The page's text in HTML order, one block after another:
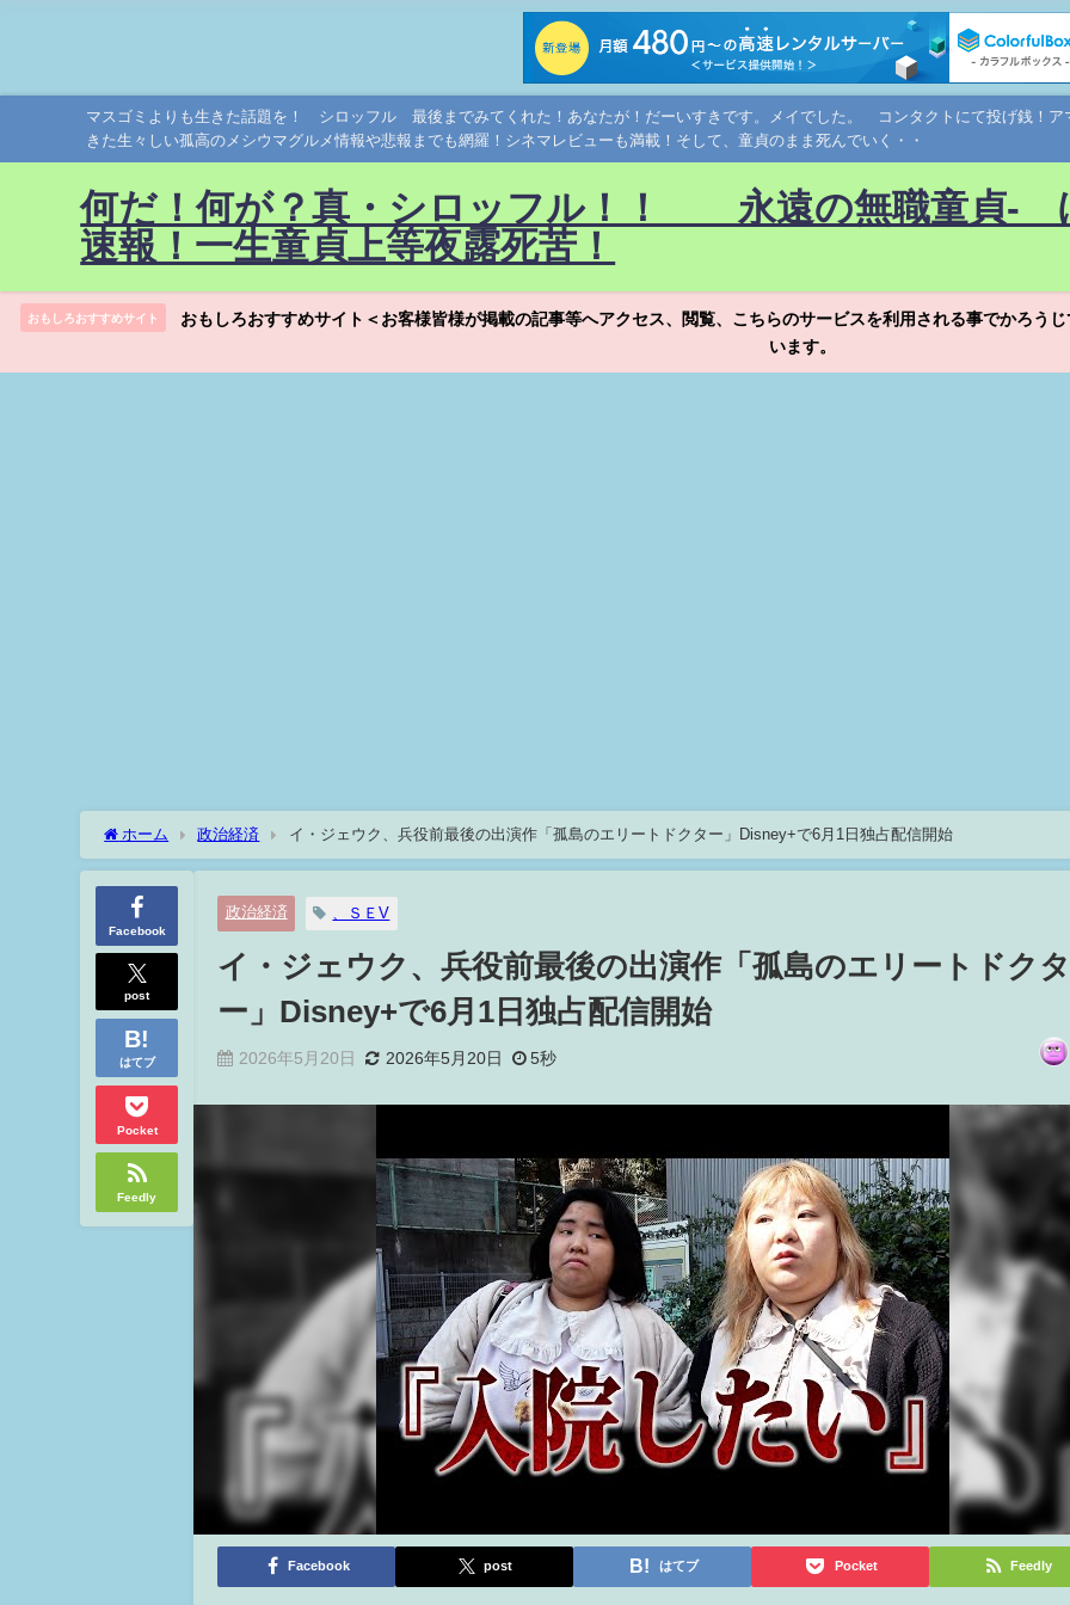
マスゴミよりも生きた話題を！ シロッフル 最後までみてくれた！あなたが！だーいすきです。メイでした。 コンタクトにて投げ銭！
きた生々しい孤高のメシウマグルメ情報や悲報までも網羅！シネマレビューも満載！そして、童貞のまま死んでいく・・
何だ！何が？真・シロッフル！！ 永遠の無職童貞-
速報！一生童貞上等夜露死苦！
おもしろおすすめサイト
おもしろおすすめサイト＜お客様皆様が掲載の記事等へアクセス、閲覧、こちらのサービスを利用される事でかろう
います。
ホーム 政治経済 イ・ジェウク、兵役前最後の出演作「孤島のエリートドクター」Disney+で6月1日独占配信開始
Facebook
post
はてブ
Pocket
Feedly
政治経済 、ＳＥV
イ・ジェウク、兵役前最後の出演作「孤島のエリートドクタ
ー」Disney+で6月1日独占配信開始
2026年5月20日 2026年5月20日 5秒
Facebook post はてブ Pocket Feedly